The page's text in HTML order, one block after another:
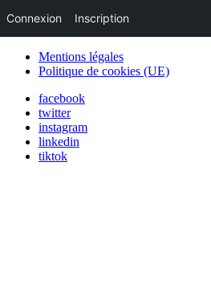
Mentions légales
Politique de cookies (UE)
facebook
twitter
instagram
linkedin
tiktok
Connexion Inscription